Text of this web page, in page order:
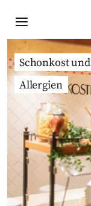
Schonkost und
Allergien